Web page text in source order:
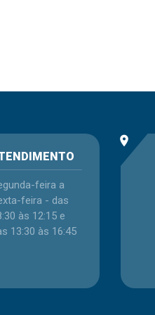
feira a
feira - das
às 12:15 e
13:30 às 16:45
place